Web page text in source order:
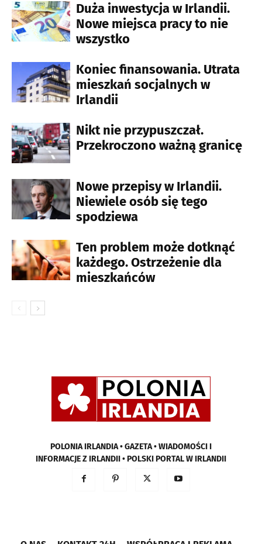
Duża inwestycja w Irlandii.
Nowe miejsca pracy to nie
wszystko
Koniec finansowania. Utrata
mieszkań socjalnych w
Irlandii
Nikt nie przypuszczał.
Przekroczono ważną granicę
Nowe przepisy w Irlandii.
Niewiele osób się tego
spodziewa
Ten problem może dotknąć
każdego. Ostrzeżenie dla
mieszkańców
POLONIA IRLANDIA • GAZETA • WIADOMOŚCI I
INFORMACJE Z IRLANDII • POLSKI PORTAL W IRLANDII